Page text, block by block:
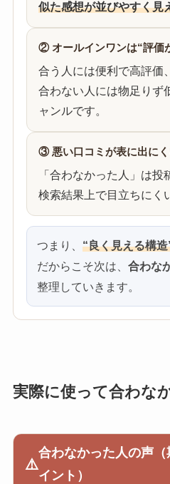
似た感想が並びやすく見
② オールインワンは“評価
合う人には便利で高評価、
合わない人には物足りず
ャンルです。
③ 悪い口コミが表に出に
「合わなかった人」は投
検索結果上で目立ちにく
つまり、 “良く見える構
だからこそ次は、 合わな
整理していきます。
実際に使って合わな
⚠️
合わなかった人の声
イント）